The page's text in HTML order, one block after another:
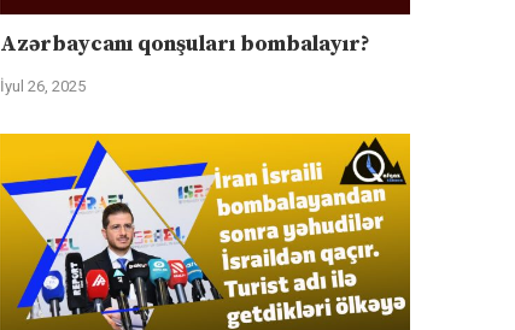
Azərbaycanı qonşuları bombalayır?
İyul 26, 2025